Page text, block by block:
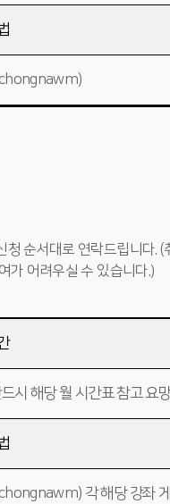
청 순서대로 연락드립니다. (
어려우실 수 있습니다.）
시 해당 월 시간표 참고 요
각 해당 강좌